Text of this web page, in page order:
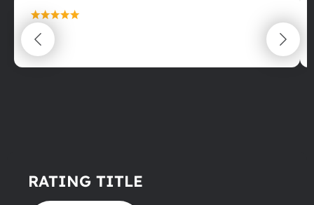
maximální spokojenost
22.06.2025
RATING TITLE